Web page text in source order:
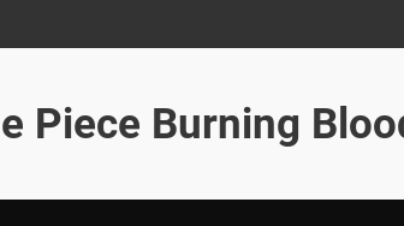
Piece Burning